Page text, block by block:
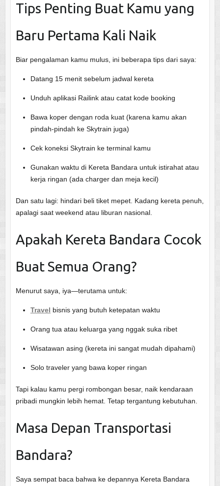
Tips Penting Buat Kamu yang
Baru Pertama Kali Naik
Biar pengalaman kamu mulus, ini beberapa tips dari saya:
Datang 15 menit sebelum jadwal kereta
Unduh aplikasi Railink atau catat kode booking
Bawa koper dengan roda kuat (karena kamu akan
pindah-pindah ke Skytrain juga)
Cek koneksi Skytrain ke terminal kamu
Gunakan waktu di Kereta Bandara untuk istirahat atau
kerja ringan (ada charger dan meja kecil)
Dan satu lagi: hindari beli tiket mepet. Kadang kereta penuh,
apalagi saat weekend atau liburan nasional.
Apakah Kereta Bandara Cocok
Buat Semua Orang?
Menurut saya, iya—terutama untuk:
Travel bisnis yang butuh ketepatan waktu
Orang tua atau keluarga yang nggak suka ribet
Wisatawan asing (kereta ini sangat mudah dipahami)
Solo traveler yang bawa koper ringan
Tapi kalau kamu pergi rombongan besar, naik kendaraan
pribadi mungkin lebih hemat. Tetap tergantung kebutuhan.
Masa Depan Transportasi
Bandara?
Saya sempat baca bahwa ke depannya Kereta Bandara